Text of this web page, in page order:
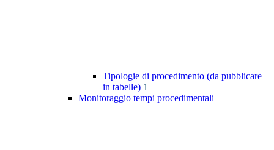
Tipologie di procedimento (da pubblicare
in tabelle) 1
Monitoraggio tempi procedimentali